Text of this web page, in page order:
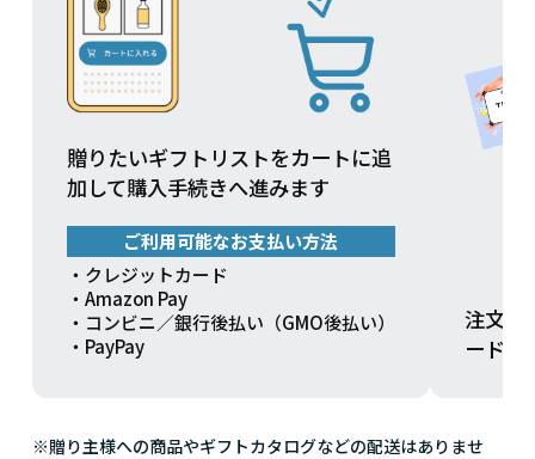
贈りたいギフトリストをカートに追
加して購入手続きへ進みます
ご利用可能なお支払い方法
・クレジットカード
・Amazon Pay
・コンビニ／銀行後払い（GMO後払い）
・PayPay
注文方
ードを
※贈り主様への商品やギフトカタログなどの配送はありませ